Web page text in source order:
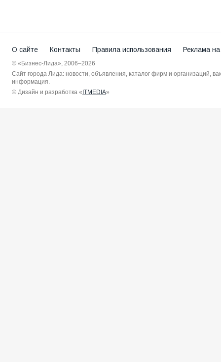
О сайте Контакты Правила использования Реклама
© «Бизнес-Лида», 2006–2026
Сайт города Лида: новости, объявления, каталог фирм и организаций,
информация.
© Дизайн и разработка « ITMEDIA»